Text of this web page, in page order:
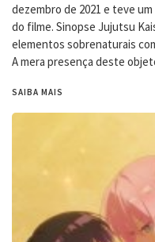
dezembro de 2021 e teve
do filme. Sinopse Jujutsu
elementos sobrenaturais
A mera presença deste
SAIBA MAIS